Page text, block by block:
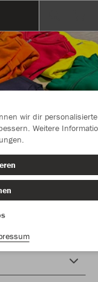
LINE
wir dir personalisierte
Weitere